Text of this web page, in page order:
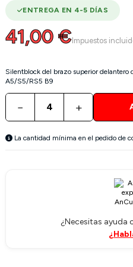
ENTREGA EN 4-5 DÍAS
41,00 € Impuestos
Silentblock del brazo superior delantero
A5/S5/RS5 B9
− +
La cantidad mínima en el pedido de
¿Necesitas ayuda